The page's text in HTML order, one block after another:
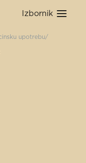
Izbornik
upotrebu